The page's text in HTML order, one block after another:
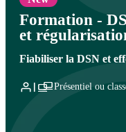
Formation -
et
Fiabiliser la DSN et
Présentiel ou